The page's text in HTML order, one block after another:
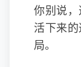
你别说，
活下来
局。